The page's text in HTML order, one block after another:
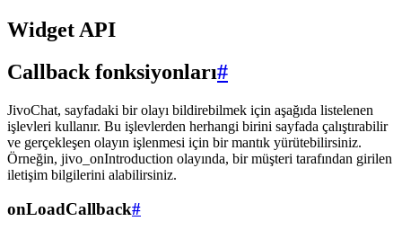
Widget API
Callback fonksiyonları#
JivoChat, sayfadaki bir olayı bildirebilmek için aşağıda listelenen
işlevleri kullanır. Bu işlevlerden herhangi birini sayfada çalıştırabilir
ve gerçekleşen olayın işlenmesi için bir mantık yürütebilirsiniz.
Örneğin, jivo_onIntroduction olayında, bir müşteri tarafından girilen
iletişim bilgilerini alabilirsiniz.
onLoadCallback#